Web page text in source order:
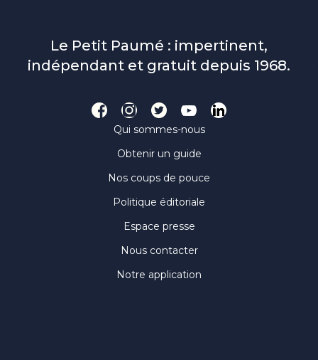
Le Petit Paumé : impertinent,
indépendant et gratuit depuis 1968.
Qui sommes-nous
Obtenir un guide
Nos coups de pouce
Politique éditoriale
Espace presse
Nous contacter
Notre application